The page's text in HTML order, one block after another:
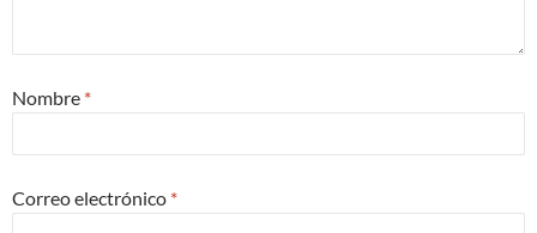
Nombre *
Correo electrónico *